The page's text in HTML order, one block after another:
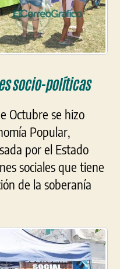
socio-políticas
Octubre se hizo
Popular,
por el Estado
sociales que tiene
de la soberanía